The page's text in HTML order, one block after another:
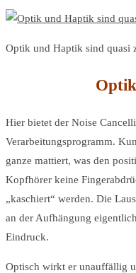
Optik und Haptik sind quasi
Hier bietet der Noise
Verarbeitungsprogramm.
ganze mattiert, was den
Kopfhörer keine
„kaschiert“ werden. Die
an der Aufhängung
Eindruck.
Optisch wirkt er unauffällig